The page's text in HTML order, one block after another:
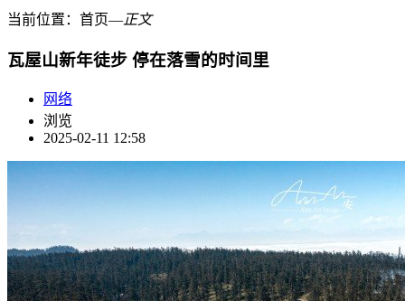
当前位置： 首页―正文
瓦屋山新年徒步 停在落雪的时间里
网络
浏览
2025-02-11 12:58